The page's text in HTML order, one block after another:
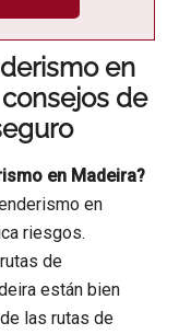
en
de
en Madeira?
en
riesgos.
de
están bien
las rutas de